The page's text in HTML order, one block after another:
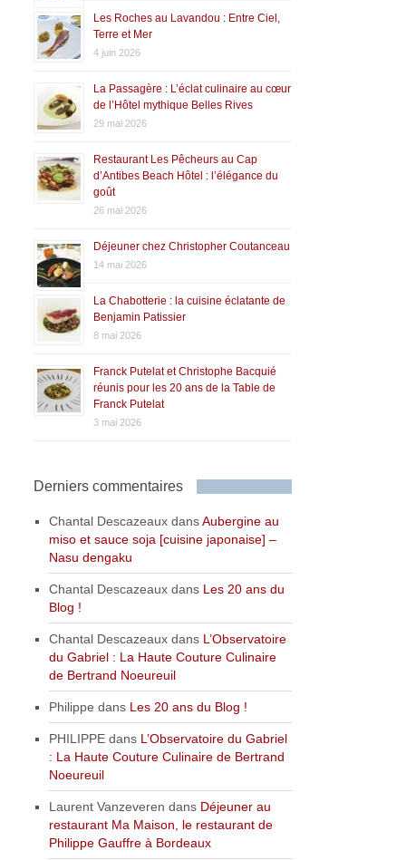
Les Roches au Lavandou : Entre Ciel,
Terre et Mer
4 juin 2026
La Passagère : L’éclat culinaire au cœur
de l’Hôtel mythique Belles Rives
29 mai 2026
Restaurant Les Pêcheurs au Cap
d’Antibes Beach Hôtel : l’élégance du
goût
26 mai 2026
Déjeuner chez Christopher Coutanceau
14 mai 2026
La Chabotterie : la cuisine éclatante de
Benjamin Patissier
8 mai 2026
Franck Putelat et Christophe Bacquié
réunis pour les 20 ans de la Table de
Franck Putelat
3 mai 2026
Derniers commentaires
Chantal Descazeaux dansAubergine au
miso et sauce soja [cuisine japonaise] –
Nasu dengaku
Chantal Descazeaux dans Les 20 ans du
Blog !
Chantal Descazeaux dans L’Observatoire
du Gabriel : La Haute Couture Culinaire
de Bertrand Noeureuil
Philippe dans Les 20 ans du Blog !
PHILIPPE dans L’Observatoire du Gabriel
: La Haute Couture Culinaire de Bertrand
Noeureuil
Laurent Vanzeveren dans Déjeuner au
restaurant Ma Maison, le restaurant de
Philippe Gauffre à Bordeaux